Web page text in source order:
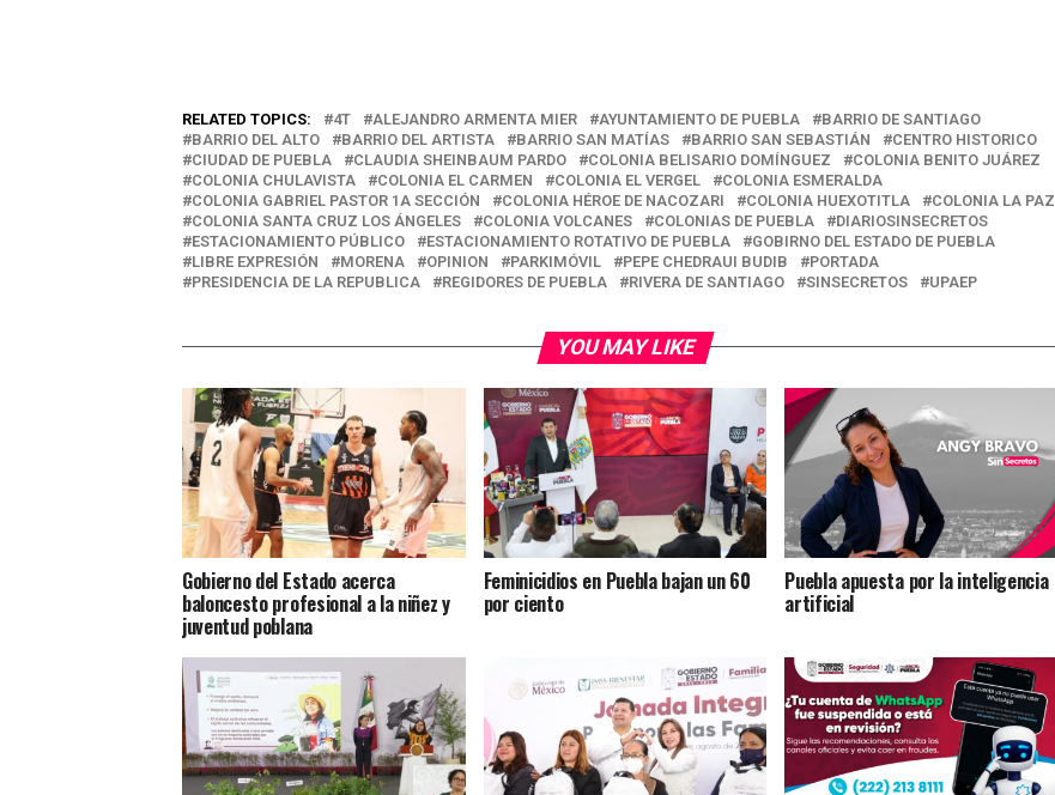
RELATED TOPICS: 4T ALEJANDRO ARMENTA MIER AYUNTAMIENTO DE PUEBLA
BARRIO DE SANTIAGO
BARRIO DEL ALTO
BARRIO DEL ARTISTA BARRIO SAN MATÍAS BARRIO SAN SEBASTIÁN
CENTRO HISTORICO
CIUDAD DE PUEBLA
CLAUDIA SHEINBAUM PARDO COLONIA BELISARIO DOMÍNGUEZ
COLONIA BENITO JUÁREZ
COLONIA CHULAVISTA
COLONIA EL CARMEN COLONIA EL VERGEL
COLONIA ESMERALDA
COLONIA GABRIEL PASTOR 1A SECCIÓN
COLONIA HÉROE DE NACOZARI COLONIA HUEXOTITLA
COLONIA LA PAZ
COLONIA SANTA CRUZ LOS ÁNGELES
COLONIA VOLCANES COLONIAS DE PUEBLA
DIARIOSINSECRETOS
ESTACIONAMIENTO PÚBLICO
ESTACIONAMIENTO ROTATIVO DE PUEBLA
GOBIRNO DEL ESTADO DE PUEBLA
LIBRE EXPRESIÓN
MORENA OPINION PARKIMÓVIL PEPE CHEDRAUI BUDIB
PORTADA
PRESIDENCIA DE LA REPUBLICA
REGIDORES DE PUEBLA RIVERA DE SANTIAGO SINSECRETOS UPAEP
YOU MAY LIKE
Gobierno del Estado acerca
baloncesto profesional a la niñez y
juventud poblana
Feminicidios en Puebla bajan un 60
por ciento
Puebla apuesta por la inteligencia
artificial